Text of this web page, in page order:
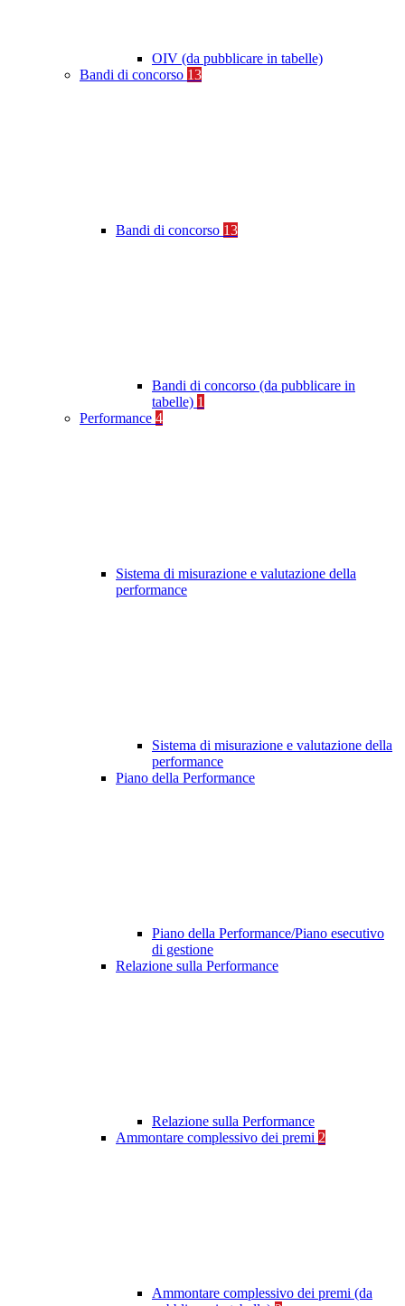
OIV (da pubblicare in tabelle)
Bandi di concorso 13
Bandi di concorso 13
Bandi di concorso (da pubblicare in
tabelle) 1
Performance 4
Sistema di misurazione e valutazione della
performance
Sistema di misurazione e valutazione della
performance
Piano della Performance
Piano della Performance/Piano esecutivo
di gestione
Relazione sulla Performance
Relazione sulla Performance
Ammontare complessivo dei premi 2
Ammontare complessivo dei premi (da